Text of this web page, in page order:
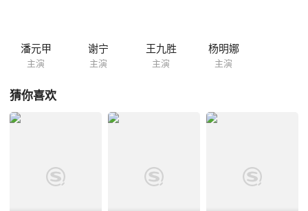
潘元甲
主演
谢宁
主演
王九胜
主演
杨明娜
主演
猜你喜欢